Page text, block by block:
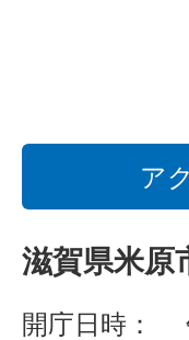
ア
滋賀県米原
開庁日時：